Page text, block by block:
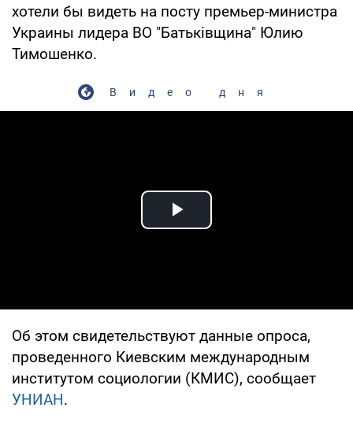
хотели бы видеть на посту премьер-министра
Украины лидера ВО "Батьківщина" Юлию
Тимошенко.
Видео дня
Play Video
Об этом свидетельствуют данные опроса,
проведенного Киевским международным
институтом социологии (КМИС), сообщает
УНИАН.